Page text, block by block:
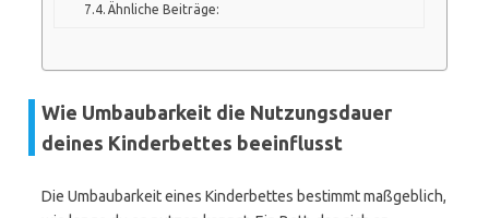
Ähnliche Beiträge:
Wie Umbaubarkeit die Nutzungsdauer
deines Kinderbettes beeinflusst
Die Umbaubarkeit eines Kinderbettes bestimmt maßgeblich,